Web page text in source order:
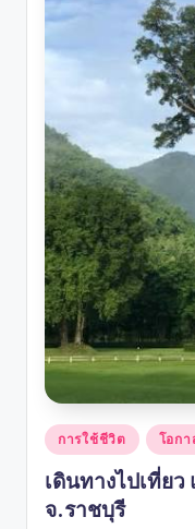
Posted
การใช้ชีวิต โอกา
เดินทางไปเที่ย
จ.ราชบุรี